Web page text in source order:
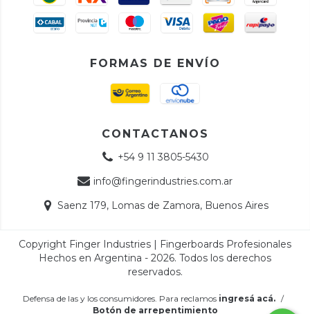
FORMAS DE ENVÍO
CONTACTANOS
+54 9 11 3805-5430
info@fingerindustries.com.ar
Saenz 179, Lomas de Zamora, Buenos Aires
Copyright Finger Industries | Fingerboards Profesionales
Hechos en Argentina - 2026. Todos los derechos
reservados.
Defensa de las y los consumidores. Para reclamos ingresá acá. /
Botón de arrepentimiento